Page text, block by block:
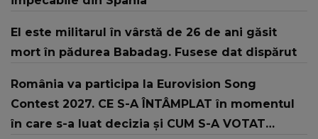
El este militarul în vârstă de 26 de ani găsit
mort în pădurea Babadag. Fusese dat dispărut
România va participa la Eurovision Song
Contest 2027. CE S-A ÎNTÂMPLAT în momentul
în care s-a luat decizia și CUM S-A VOTAT